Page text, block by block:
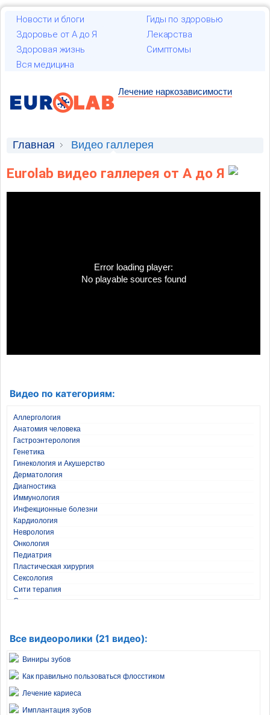
Новости и блоги
Гиды по здоровью
Здоровье от А до Я
Лекарства
Здоровая жизнь
Симптомы
Вся медицина
Лечение наркозависимости
Главная Видео галлерея
Eurolab видео галлерея от А до Я
Error loading player:
No playable sources found
Видео по категориям:
Аллергология
Анатомия человека
Гастроэнтерология
Генетика
Гинекология и Акушерство
Дерматология
Диагностика
Иммунология
Инфекционные болезни
Кардиология
Неврология
Онкология
Педиатрия
Пластическая хирургия
Сексология
Сити терапия
Стоматология
Хирургия
Эндокринология
Все видеоролики (21 видео):
Виниры зубов
Как правильно пользоваться флосстиком
Лечение кариеса
Имплантация зубов